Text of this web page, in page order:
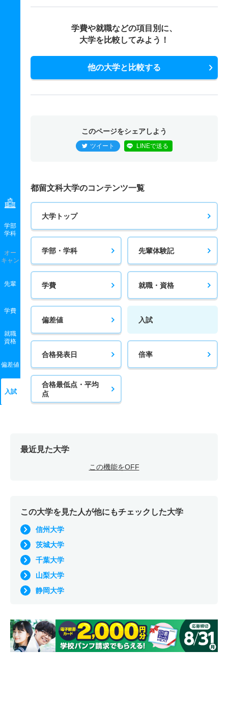
学部
学科
オー
キャン
先輩
学費
就職
資格
偏差値
入試
学費や就職などの項目別に、
大学を比較してみよう！
他の大学と比較する
このページをシェアしよう
ツイート LINEで送る
都留文科大学のコンテンツ一覧
大学トップ
学部・学科 先輩体験記
学費 就職・資格
偏差値 入試
合格発表日 倍率
合格最低点・平均
点
最近見た大学
この機能をOFF
この大学を見た人が他にもチェックした大学
信州大学
茨城大学
千葉大学
山梨大学
静岡大学